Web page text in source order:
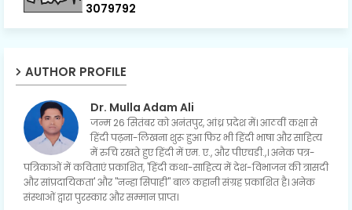
3079792
AUTHOR PROFILE
Dr. Mulla Adam Ali
जन्म 26 सितंबर को अनंतपुर, आंध्र प्रदेश में। आठवीं कक्षा से
हिंदी पढ़ना-लिखना शुरू हुआ फिर भी हिंदी भाषा और साहित्य
में रुचि रखते हुए हिंदी में एम. ए., और पीएचडी.,। अनेक पत्र-
पत्रिकाओं में कविताएं प्रकाशित, 'हिंदी कथा-साहित्य में देश-विभाजन की त्रासदी
और सांप्रदायिकता' और "नन्हा सिपाही" बाल कहानी संग्रह प्रकाशित है। अनेक
संस्थाओं द्वारा पुरस्कार और सम्मान प्राप्त।